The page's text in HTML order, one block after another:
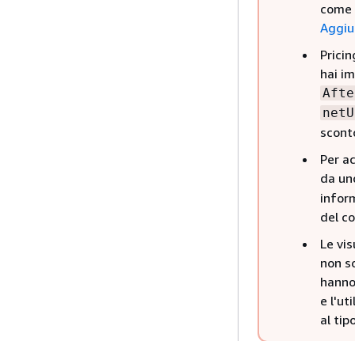
hai
Per
da
del
Le
non
e
al